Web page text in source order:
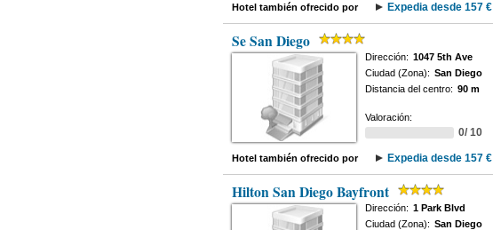
Hotel también ofrecido por Expedia desde 157 €
Se San Diego
Dirección: 1047 5th Ave
Ciudad (Zona): San Diego
Distancia del centro: 90 m
Valoración:
0/ 10
Hotel también ofrecido por Expedia desde 157 €
Hilton San Diego Bayfront
Dirección: 1 Park Blvd
Ciudad (Zona): San Diego